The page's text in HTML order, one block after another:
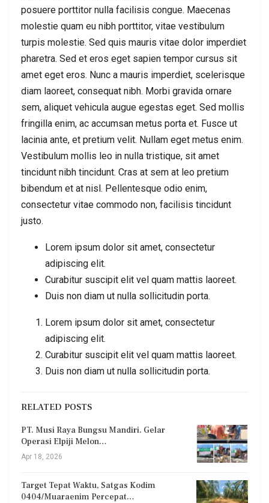
posuere porttitor nulla facilisis congue. Maecenas
molestie quam eu nibh porttitor, vitae vestibulum
turpis molestie. Sed quis mauris vitae dolor imperdiet
pharetra. Sed et eros eget sapien tempor cursus sit
amet eget eros. Nunc a mauris imperdiet, scelerisque
diam laoreet, consequat nibh. Morbi gravida ornare
sem, aliquet vehicula augue egestas eget. Sed mollis
fringilla enim, ac accumsan metus porta et. Fusce ut
lacinia ante, et pretium velit. Nullam eget metus enim.
Vestibulum mollis leo in nulla tristique, sit amet
tincidunt nibh tincidunt. Cras at sem at leo pretium
bibendum et at nisl. Pellentesque odio enim,
consectetur vitae commodo non, facilisis tincidunt
justo.
Lorem ipsum dolor sit amet, consectetur
adipiscing elit.
Curabitur suscipit elit vel quam mattis laoreet.
Duis non diam ut nulla sollicitudin porta.
Lorem ipsum dolor sit amet, consectetur
adipiscing elit.
Curabitur suscipit elit vel quam mattis laoreet.
Duis non diam ut nulla sollicitudin porta.
RELATED POSTS
PT. Musi Raya Bungsu Mandiri. Gelar
Operasi Elpiji Melon…
Apr 18, 2026
Target Tepat Waktu, Satgas Kodim
0404/Muaraenim Percepat…